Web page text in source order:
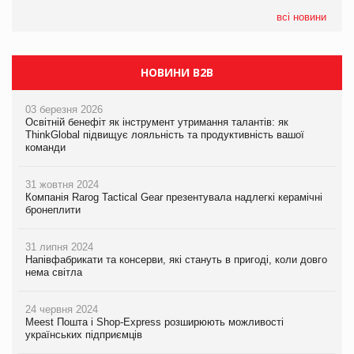
всі новини
Сергій Лісунов про заморожені хлібобулочні вироби на
НОВИНИ B2B
03 березня 2026
Освітній бенефіт як інструмент утримання талантів: як
ThinkGlobal підвищує лояльність та продуктивність вашої
команди
31 жовтня 2024
Компанія Rarog Tactical Gear презентувала надлегкі керамічні
бронеплити
31 липня 2024
Напівфабрикати та консерви, які стануть в пригоді, коли довго
нема світла
24 червня 2024
Meest Пошта і Shop-Express розширюють можливості
українських підприємців